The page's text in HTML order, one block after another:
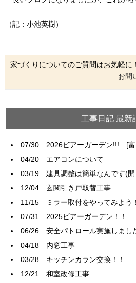
（記：小池英樹）
家づくりについてのご質問はお気軽に！
お問
工事日記 最新
07/30 2026ビアーガーデン!!! [富
04/20 エアコンについて
03/19建具調整は簡単なんです(開
12/04玄関引き戸取替工事
11/15
ミラー取付をやってみよう
07/31 2025ビアーガーデン！！
06/26安全パトロール実施しまし
04/18 内窓工事
03/28 キッチンカラン交換！！
12/21和室改修工事